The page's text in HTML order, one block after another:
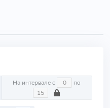
На интервале с по